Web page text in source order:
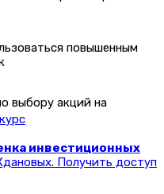
выбору акций на
инвестиционных
Получить доступ